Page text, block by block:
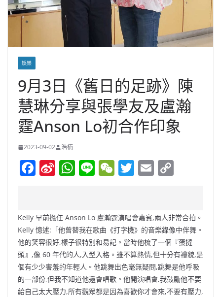
娛樂
9月3日《舊日的足跡》陳
慧琳分享與張學友及盧瀚
霆Anson Lo初合作印象
2023-09-02 浩楠
F
e
b
o
o
k
Si
W
ei
b
o
W
s
A
p
p
Li W
h
at
T
er
E
l y
Li
n
k
Kelly 早前擔任 Anson Lo 盧瀚霆演唱會嘉賓,兩人非常合拍。
Kelly 憶述:「他曾替我在歌曲《打字機》的音樂錄像中伴舞。
他的笑容很好,樣子很特別和易記。當時他梳了一個『蛋撻
頭』,像 60 年代的人,入型入格。雖不算熱情,但十分有禮貌,是
個有少少害羞的年輕人。他跳舞出色毫無疑問,跳舞是他呼吸
的一部份,但我不知道他還會唱歌。他開演唱會,我鼓勵他不要
給自己太大壓力,所有觀眾都是因為喜歡你才會來,不要有壓力,